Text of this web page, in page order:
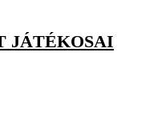
JÁTÉKOSAI